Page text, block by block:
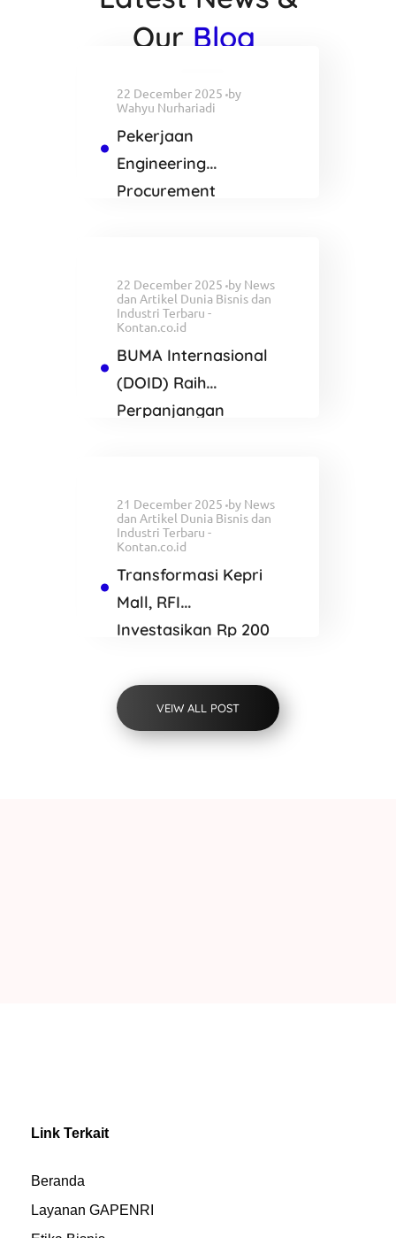
Our Blog
22 December 2025 by
Wahyu Nurhariadi
Pekerjaan
Engineering
Procurement
22 December 2025 by News
dan Artikel Dunia Bisnis dan
Industri Terbaru -
Kontan.co.id
BUMA Internasional
(DOID) Raih
Perpanjangan
21 December 2025 by News
dan Artikel Dunia Bisnis dan
Industri Terbaru -
Kontan.co.id
Transformasi Kepri
Mall, RFI
Investasikan Rp 200
SQUARE Batam
VEIW ALL POST
Link Terkait
Beranda
Layanan GAPENRI